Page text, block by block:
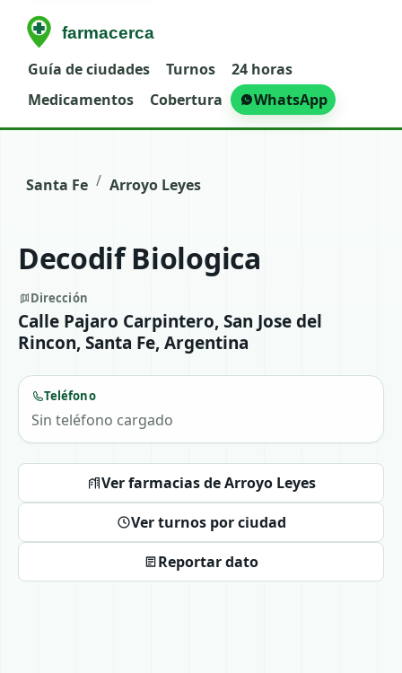
Guía de ciudades Turnos
24 horas
Medicamentos
Cobertura WhatsApp
Santa Fe / Arroyo Leyes
Decodif Biologica
Dirección
Calle Pajaro Carpintero, San Jose del
Rincon, Santa Fe, Argentina
Teléfono
Sin teléfono cargado
Ver farmacias de Arroyo Leyes
Ver turnos por ciudad
Reportar dato